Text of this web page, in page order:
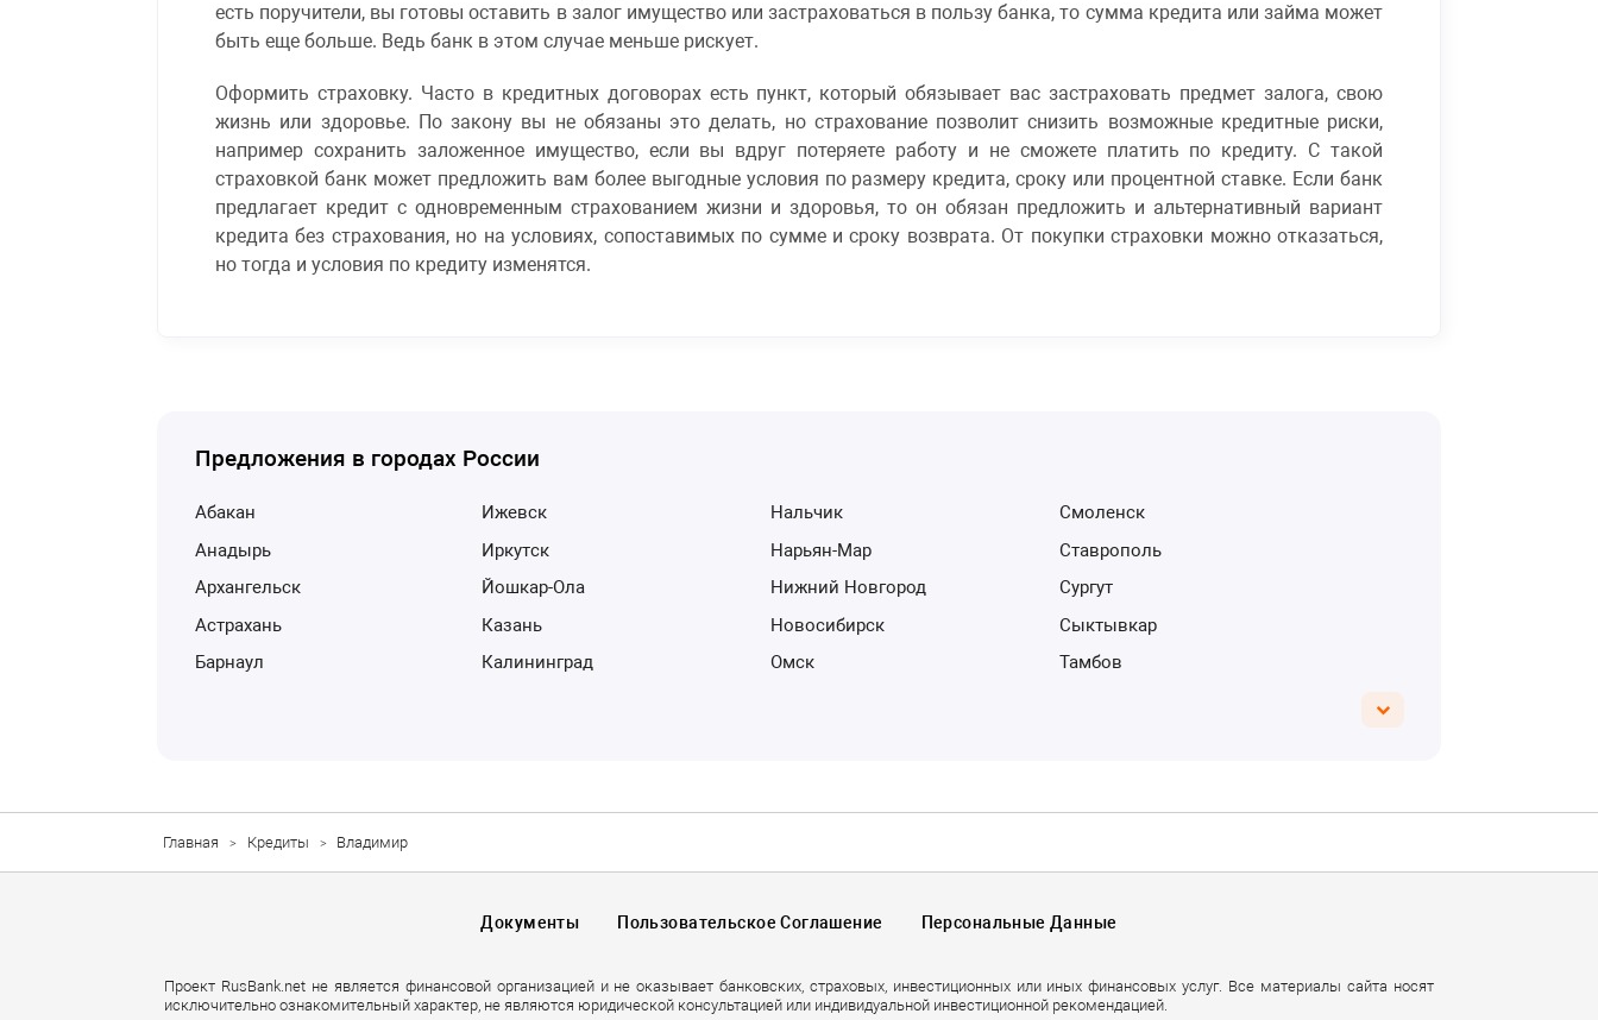
есть поручители, вы готовы оставить в залог имущество или застраховаться в пользу банка, то сумма кредита или займа может
быть еще больше. Ведь банк в этом случае меньше рискует.
Оформить страховку. Часто в кредитных договорах есть пункт, который обязывает вас застраховать предмет залога, свою
жизнь или здоровье. По закону вы не обязаны это делать, но страхование позволит снизить возможные кредитные риски,
например сохранить заложенное имущество, если вы вдруг потеряете работу и не сможете платить по кредиту. С такой
страховкой банк может предложить вам более выгодные условия по размеру кредита, сроку или процентной ставке. Если банк
предлагает кредит с одновременным страхованием жизни и здоровья, то он обязан предложить и альтернативный вариант
кредита без страхования, но на условиях, сопоставимых по сумме и сроку возврата. От покупки страховки можно отказаться,
но тогда и условия по кредиту изменятся.
Предложения в городах России
Абакан
Анадырь
Архангельск
Астрахань
Барнаул
Ижевск
Иркутск
Йошкар-Ола
Казань
Калининград
Нальчик
Нарьян-Мар
Нижний Новгород
Новосибирск
Омск
Смоленск
Ставрополь
Сургут
Сыктывкар
Тамбов
Главная Кредиты Владимир
Документы Пользовательское Соглашение Персональные Данные
Проект RusBank.net не является финансовой организацией и не оказывает банковских, страховых, инвестиционных или иных финансовых услуг. Все материалы сайта носят
исключительно ознакомительный характер, не являются юридической консультацией или индивидуальной инвестиционной рекомендацией.